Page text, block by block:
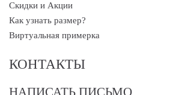
Скидки и Акции
Как узнать размер?
Виртуальная примерка
КОНТАКТЫ
НАПИСАТЬ ПИСЬМО